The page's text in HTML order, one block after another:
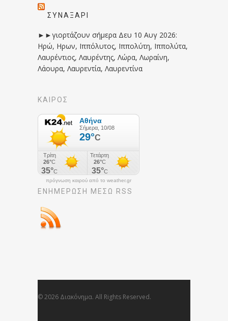
ΣΥΝΑΞΆΡΙ
►►γιορτάζουν σήμερα Δευ 10 Αυγ 2026:
Ηρώ, Ηρων, Ιππόλυτος, Ιππολύτη, Ιππολύτα,
Λαυρέντιος, Λαυρέντης, Λώρα, Λωραίνη,
Λάουρα, Λαυρεντία, Λαυρεντίνα
ΚΑΙΡΟΣ
πρόγνωση καιρού από το weather.gr
ΕΝΗΜΈΡΩΣΉ ΜΕΣΩ RSS
© 2026 Διακόνημα. All Rights Reserved.